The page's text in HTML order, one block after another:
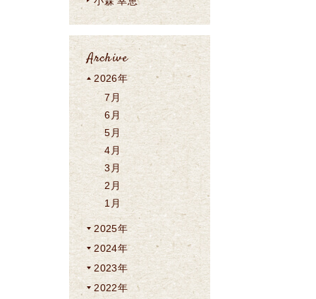
Archive
2026年
7月
6月
5月
4月
3月
2月
1月
2025年
2024年
2023年
2022年